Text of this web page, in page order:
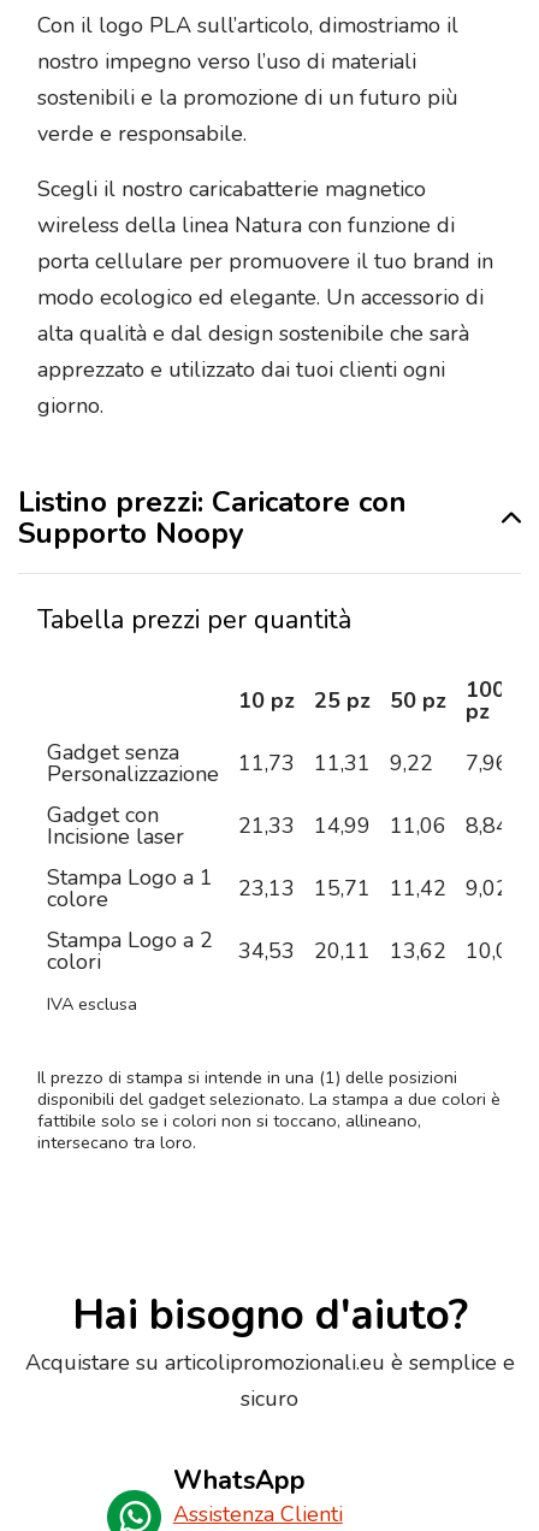
Con il logo PLA sull’articolo, dimostriamo il
nostro impegno verso l’uso di materiali
sostenibili e la promozione di un futuro più
verde e responsabile.
Scegli il nostro caricabatterie magnetico
wireless della linea Natura con funzione di
porta cellulare per promuovere il tuo brand in
modo ecologico ed elegante. Un accessorio di
alta qualità e dal design sostenibile che sarà
apprezzato e utilizzato dai tuoi clienti ogni
giorno.
Listino prezzi: Caricatore con
Supporto Noopy
Tabella prezzi per quantità
10 pz 25 pz 50 pz 100
pz
Gadget senza
Personalizzazione 11,73 11,31 9,22
7,96
Gadget con
Incisione laser 21,33 14,99 11,06
8,84
Stampa Logo a 1
colore 23,13 15,71 11,42
9,02
Stampa Logo a 2
colori 34,53 20,11 13,62 10,08
IVA esclusa
Il prezzo di stampa si intende in una (1) delle posizioni
disponibili del gadget selezionato. La stampa a due colori è
fattibile solo se i colori non si toccano, allineano,
intersecano tra loro.
Hai bisogno d'aiuto?
Acquistare su articolipromozionali.eu è semplice e
sicuro
WhatsApp
Assistenza Clienti